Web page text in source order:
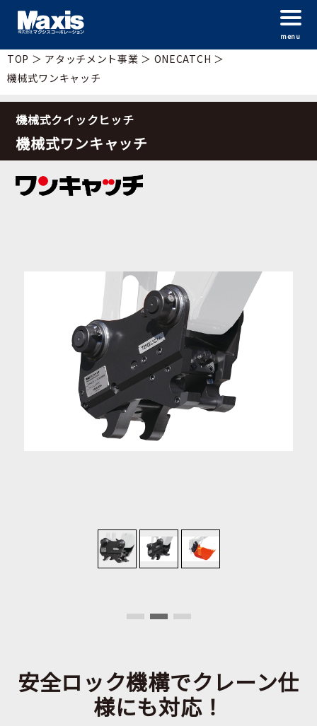
menu
TOP ＞ アタッチメント事業 ＞ ONECATCH ＞
機械式ワンキャッチ
機械式クイックヒッチ
機械式ワンキャッチ
安全ロック機構でクレーン仕
様にも対応！